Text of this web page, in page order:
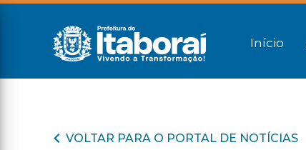
Início
VOLTAR PARA O PORTAL DE NOTÍCIAS